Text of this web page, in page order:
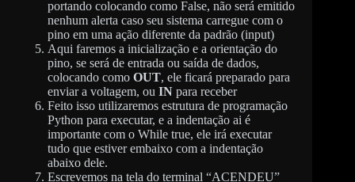
portando colocando como False, não será emitido
nenhum alerta caso seu sistema carregue com o
pino em uma ação diferente da padrão (input)
Aqui faremos a inicialização e a orientação do
pino, se será de entrada ou saída de dados,
colocando como OUT, ele ficará preparado para
enviar a voltagem, ou IN para receber
Feito isso utilizaremos estrutura de programação
Python para executar, e a indentação ai é
importante com o While true, ele irá executar
tudo que estiver embaixo com a indentação
abaixo dele.
Escrevemos na tela do terminal “ACENDEU”